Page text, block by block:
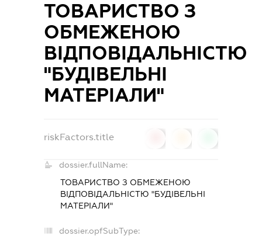
ТОВАРИСТВО З
ОБМЕЖЕНОЮ
ВІДПОВІДАЛЬНІСТЮ
"БУДІВЕЛЬНІ
МАТЕРІАЛИ"
riskFactors.title
dossier.fullName:
ТОВАРИСТВО З ОБМЕЖЕНОЮ
ВІДПОВІДАЛЬНІСТЮ "БУДІВЕЛЬНІ
МАТЕРІАЛИ"
dossier.opfSubType: